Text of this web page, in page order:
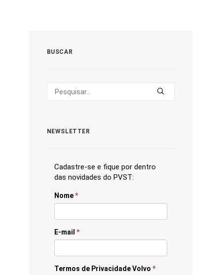
BUSCAR
NEWSLETTER
Cadastre-se e fique por dentro
das novidades do PVST:
Nome*
E-mail *
Termos de Privacidade Volvo *